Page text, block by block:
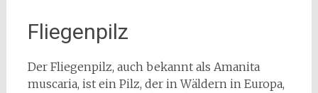
Fliegenpilz
Der Fliegenpilz, auch bekannt als Amanita
muscaria, ist ein Pilz, der in Wäldern in Europa,